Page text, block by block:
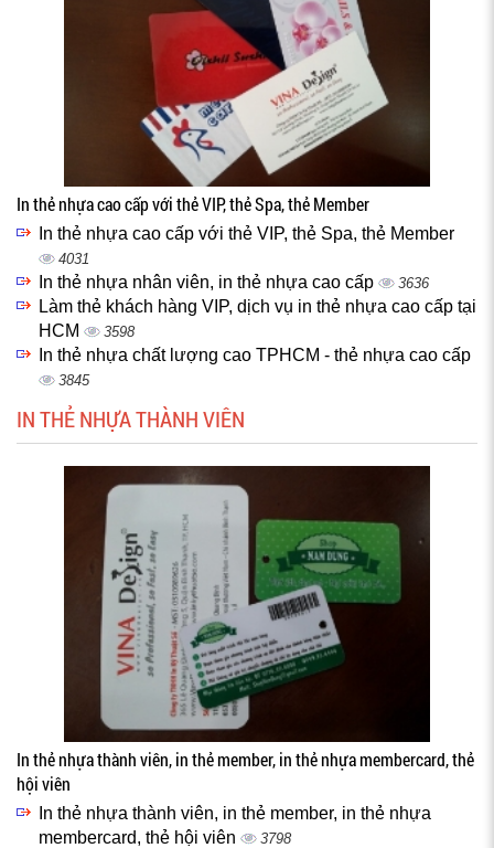
In thẻ nhựa cao cấp với thẻ VIP, thẻ Spa, thẻ Member
In thẻ nhựa cao cấp với thẻ VIP, thẻ Spa, thẻ Member
4031
In thẻ nhựa nhân viên, in thẻ nhựa cao cấp 3636
Làm thẻ khách hàng VIP, dịch vụ in thẻ nhựa cao cấp tại
HCM
3598
In thẻ nhựa chất lượng cao TPHCM - thẻ nhựa cao cấp
3845
IN THẺ NHỰA THÀNH VIÊN
In thẻ nhựa thành viên, in thẻ member, in thẻ nhựa membercard, thẻ
hội viên
In thẻ nhựa thành viên, in thẻ member, in thẻ nhựa
membercard, thẻ hội viên
3798